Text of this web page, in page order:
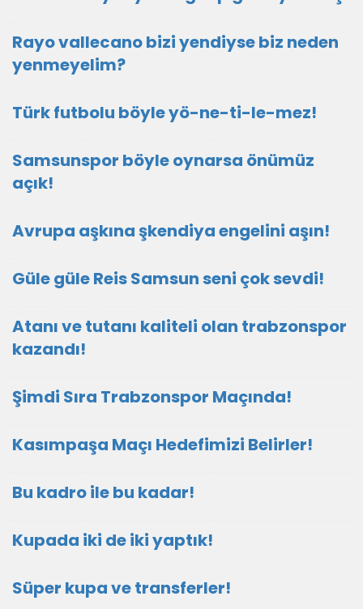
Rayo vallecano bizi yendiyse biz neden
yenmeyelim?
Türk futbolu böyle yö-ne-ti-le-mez!
Samsunspor böyle oynarsa önümüz
açık!
Avrupa aşkına şkendiya engelini aşın!
Güle güle Reis Samsun seni çok sevdi!
Atanı ve tutanı kaliteli olan trabzonspor
kazandı!
Şimdi Sıra Trabzonspor Maçında!
Kasımpaşa Maçı Hedefimizi Belirler!
Bu kadro ile bu kadar!
Kupada iki de iki yaptık!
Süper kupa ve transferler!